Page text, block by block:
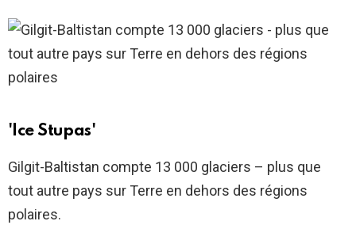
'Ice Stupas'
Gilgit-Baltistan compte 13 000 glaciers – plus que
tout autre pays sur Terre en dehors des régions
polaires.